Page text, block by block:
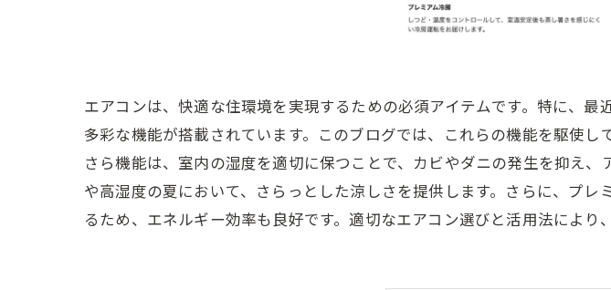
エアコンは、快適な住環境を実現するための必須アイテムです。特に、
多彩な機能が搭載されています。このブログでは、これらの機能を駆使
さら機能は、室内の湿度を適切に保つことで、カビやダニの発生を抑え
や高湿度の夏において、さらっとした涼しさを提供します。さらに、プ
るため、エネルギー効率も良好です。適切なエアコン選びと活用法により